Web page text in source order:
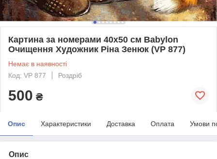
Картина за номерами 40х50 см Babylon
Очищення Художник Ріна Зенюк (VP 877)
Немає в наявності
Код: VP 877
Роздріб
500 ₴
Опис Характеристики Доставка Оплата Умови
Опис